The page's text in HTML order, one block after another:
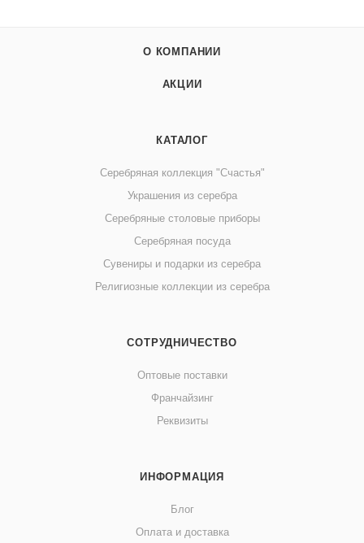
О КОМПАНИИ
АКЦИИ
КАТАЛОГ
Серебряная коллекция "Счастья"
Украшения из серебра
Серебряные столовые приборы
Серебряная посуда
Сувениры и подарки из серебра
Религиозные коллекции из серебра
СОТРУДНИЧЕСТВО
Оптовые поставки
Франчайзинг
Реквизиты
ИНФОРМАЦИЯ
Блог
Оплата и доставка